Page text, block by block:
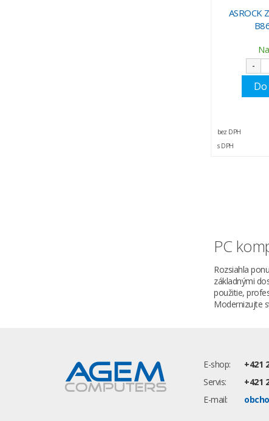
ASROCK
-
bez DPH
s DPH
PC
Rozsiahla
základnými
použitie,
Modernizujte
E-shop:
+421
Servis:
+421
E-mail: